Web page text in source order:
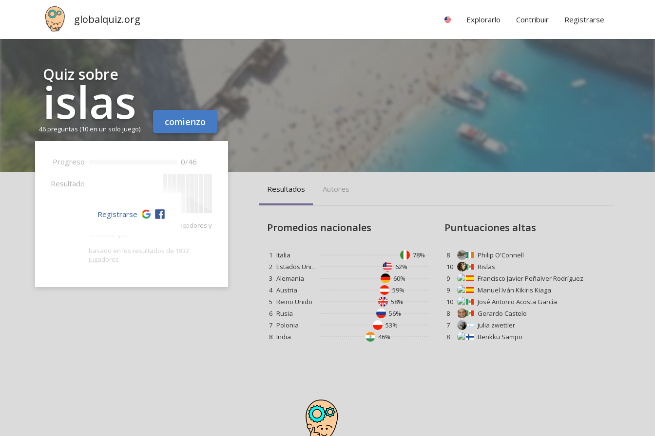
globalquiz.org Explorarlo Contribuir Registrarse
Quiz sobre
islas
46 preguntas (10 en un solo juego)
comienzo
Progreso 0/46
Resultado
Tu puntaje es mejor que -- de jugadores y
el mismo que --.
basado en los resultados de 1832
jugadores
Registrarse
Resultados Autores
Promedios nacionales
1 Italia
78%
2
Estados Unidos
62%
3 Alemania
60%
4 Austria
59%
5 Reino Unido
58%
6 Rusia
56%
7 Polonia
53%
8 India 46%
Puntuaciones altas
8
Philip O'Connell
10
Rislas
9
Francisco Javier Peñalver Rodríguez
9
Manuel Iván Kikiris Kiaga
10
José Antonio Acosta García
8
Gerardo Castelo
7
julia zwettler
8
Benkku Sampo